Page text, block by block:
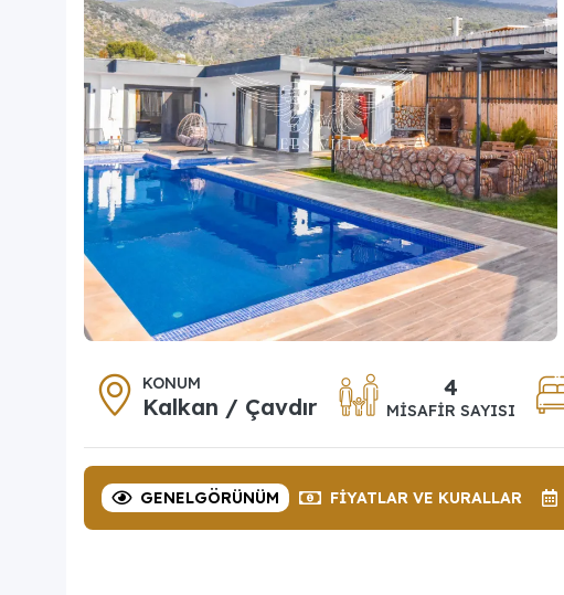
KONUM
Kalkan / Çavdır
4
MISAFIR SAYISI
GENELGÖRÜNÜM FIYATLAR VE KURALLAR